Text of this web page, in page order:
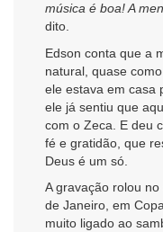
música é boa! A
dito.
Edson conta que a
natural, quase
ele estava em casa
ele já sentiu que
com o Zeca. E deu
fé e gratidão, que
Deus é um só.
A gravação rolou
de Janeiro, em
muito ligado ao